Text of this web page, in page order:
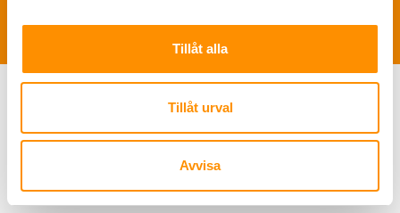
Tillåt alla
Tillåt urval
Avvisa